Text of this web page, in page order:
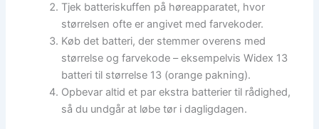
Tjek batteriskuffen på høreapparatet, hvor
størrelsen ofte er angivet med farvekoder.
Køb det batteri, der stemmer overens med
størrelse og farvekode – eksempelvis Widex 13
batteri til størrelse 13 (orange pakning).
Opbevar altid et par ekstra batterier til rådighed,
så du undgår at løbe tør i dagligdagen.